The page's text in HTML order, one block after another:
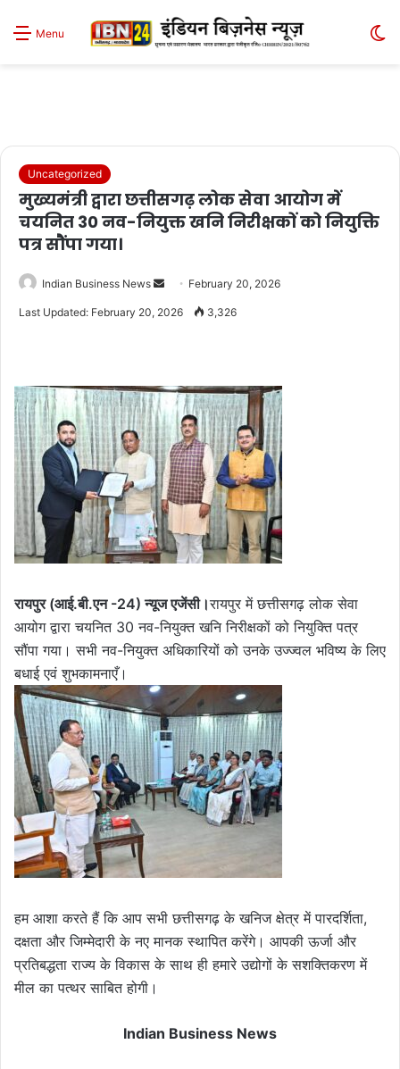
Menu
Uncategorized
मुख्यमंत्री द्वारा छत्तीसगढ़ लोक सेवा आयोग में
चयनित 30 नव-नियुक्त खनि निरीक्षकों को नियुक्ति
पत्र सौंपा गया।
Indian Business News
Send February 20, 2026
Last Updated: February 20, 2026 3,326
रायपुर (आई.बी.एन -24) न्यूज एजेंसी।रायपुर में छत्तीसगढ़ लोक सेवा
आयोग द्वारा चयनित 30 नव-नियुक्त खनि निरीक्षकों को नियुक्ति पत्र
सौंपा गया। सभी नव-नियुक्त अधिकारियों को उनके उज्ज्वल भविष्य के लिए
बधाई एवं शुभकामनाएँ।
हम आशा करते हैं कि आप सभी छत्तीसगढ़ के खनिज क्षेत्र में पारदर्शिता,
दक्षता और जिम्मेदारी के नए मानक स्थापित करेंगे। आपकी ऊर्जा और
प्रतिबद्धता राज्य के विकास के साथ ही हमारे उद्योगों के सशक्तिकरण में
मील का पत्थर साबित होगी।
Indian Business News